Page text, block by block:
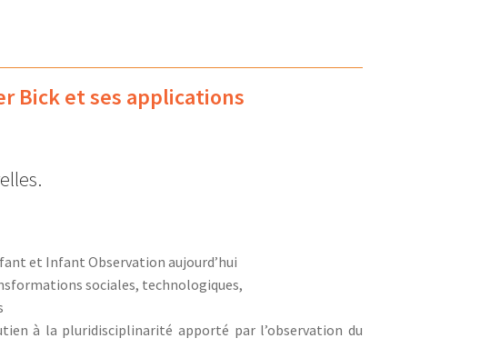
Bick et ses applications
et Infant Observation aujourd’hui
sociales, technologiques,
à la pluridisciplinarité apporté par l’observation du